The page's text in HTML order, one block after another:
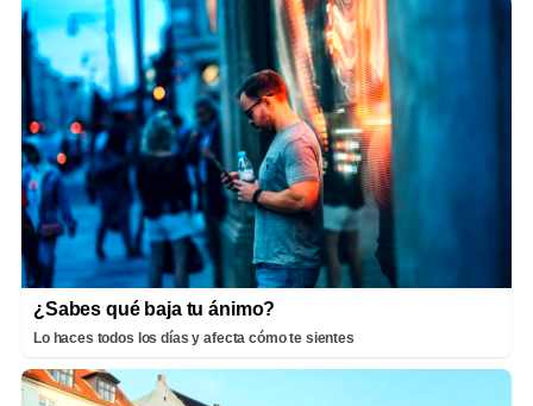
¿Sabes qué baja tu ánimo?
Lo haces todos los días y afecta cómo te sientes